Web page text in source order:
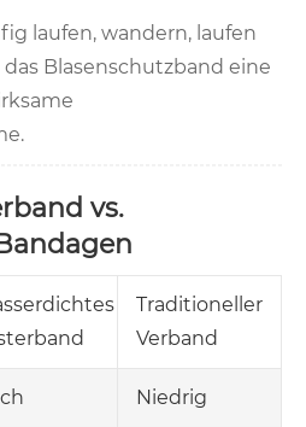
laufen, wandern, laufen
Blasenschutzband eine
vs.
Traditioneller
Verband
Niedrig